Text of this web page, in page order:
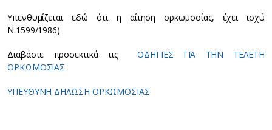
Υπενθυμίζεται εδώ ότι η αίτηση ορκωμοσίας, έχει ισχύ
Ν.1599/1986)
Διαβάστε προσεκτικά τις ΟΔΗΓΙΕΣ ΓΙΑ ΤΗΝ ΤΕΛΕΤΗ
ΟΡΚΩΜΟΣΙΑΣ
ΥΠΕΥΘΥΝΗ ΔΗΛΩΣΗ ΟΡΚΩΜΟΣΙΑΣ